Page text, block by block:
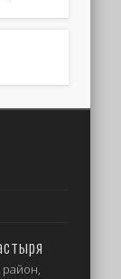
район,